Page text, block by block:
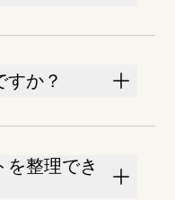
すか？
を整理でき